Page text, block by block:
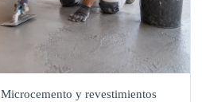
Microcemento y revestimientos